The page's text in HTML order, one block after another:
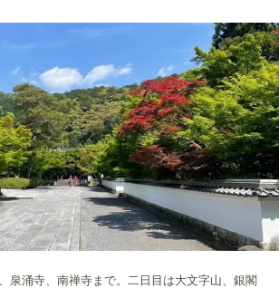
泉涌寺、南禅寺まで。二日目は大文字山、銀閣